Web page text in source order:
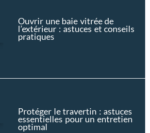
Ouvrir une baie vitrée de
l’extérieur : astuces et conseils
pratiques
Protéger le travertin : astuces
essentielles pour un entretien
optimal